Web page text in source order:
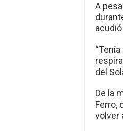
A
del
De la
Ferro,
volver